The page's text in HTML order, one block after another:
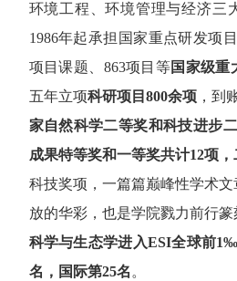
环境工程、环境管理与经济三
1986年起承担国家重点研发项
项目课题、 863项目等国家级重
五年立项科研项目 800余项 ，到
家自然科学二等奖和科技进步
成果特等奖和一等奖共计12项，
科技奖项，一篇篇巅峰性学术
放的华彩，也是学院戮力前行
科学与生态学进入ESI全球前1‰
名，国际第25名 。